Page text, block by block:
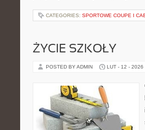
CATEGORIES: SPORTOWE COUPE I
ŻYCIE SZKOŁY
POSTED BY ADMIN LUT - 12 - 2026